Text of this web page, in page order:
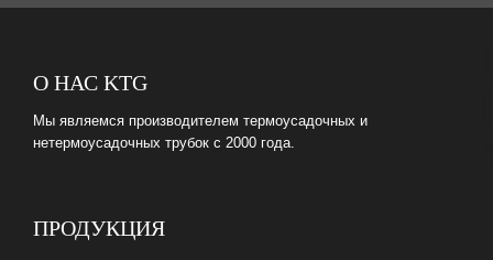
О НАС KTG
Мы являемся производителем термоусадочных и
нетермоусадочных трубок с 2000 года.
ПРОДУКЦИЯ